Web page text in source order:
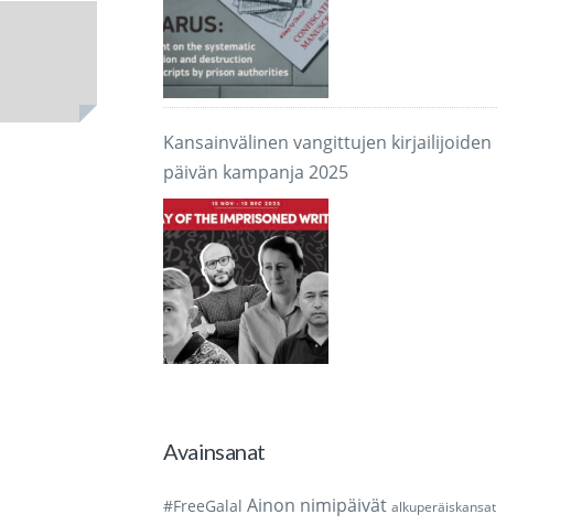
Kansainvälinen vangittujen kirjailijoiden
päivän kampanja 2025
Avainsanat
#FreeGalal Ainon nimipäivät alkuperäiskansat